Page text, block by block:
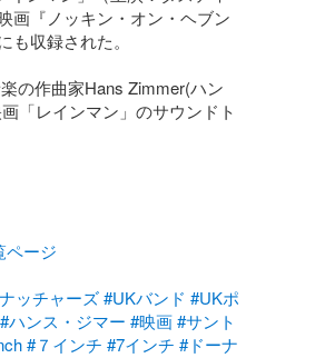
画『ノッキン・オン・ヘブン
収録された。
の作曲家Hans Zimmer(ハン
「レインマン」のサウンドト
ページ
ッチャーズ #UKバンド #UKポ
#ハンス・ジマー #映画 #サント
#７インチ #7インチ #ドーナ